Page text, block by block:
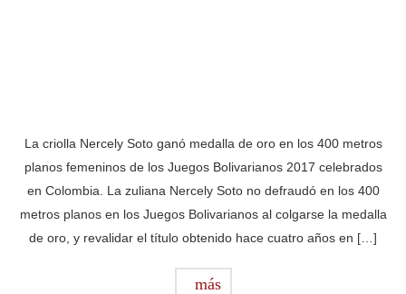
La criolla Nercely Soto ganó medalla de oro en los 400 metros
planos femeninos de los Juegos Bolivarianos 2017 celebrados
en Colombia. La zuliana Nercely Soto no defraudó en los 400
metros planos en los Juegos Bolivarianos al colgarse la medalla
de oro, y revalidar el título obtenido hace cuatro años en […]
más